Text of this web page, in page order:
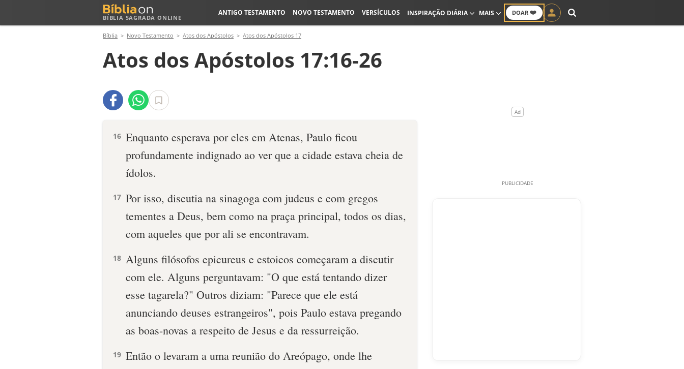
BÍBLIA SAGRADA ONLINE
DOAR ❤️
ANTIGO TESTAMENTO NOVO TESTAMENTO VERSÍCULOS INSPIRAÇÃO DIÁRIA MAIS
Bíblia Novo Testamento Atos dos Apóstolos Atos dos Apóstolos 17
Atos dos Apóstolos 17:16-26
16 Enquanto esperava por eles em Atenas, Paulo ficou
profundamente indignado ao ver que a cidade estava cheia de
ídolos.
17 Por isso, discutia na sinagoga com judeus e com gregos
tementes a Deus, bem como na praça principal, todos os dias,
com aqueles que por ali se encontravam.
18 Alguns filósofos epicureus e estoicos começaram a discutir
com ele. Alguns perguntavam: "O que está tentando dizer
esse tagarela?" Outros diziam: "Parece que ele está
anunciando deuses estrangeiros", pois Paulo estava pregando
as boas-novas a respeito de Jesus e da ressurreição.
19 Então o levaram a uma reunião do Areópago, onde lhe